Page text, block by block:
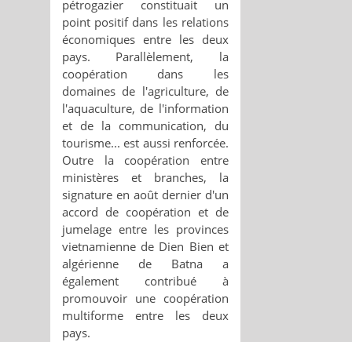
pétrogazier constituait un
point positif dans les relations
économiques entre les deux
pays. Parallèlement, la
coopération dans les
domaines de l'agriculture, de
l'aquaculture, de l'information
et de la communication, du
tourisme... est aussi renforcée.
Outre la coopération entre
ministères et branches, la
signature en août dernier d'un
accord de coopération et de
jumelage entre les provinces
vietnamienne de Dien Bien et
algérienne de Batna a
également contribué à
promouvoir une coopération
multiforme entre les deux
pays.